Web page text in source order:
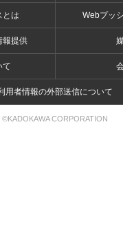
とは Webプッ
報提供
て
用者情報の外部送信について
©KADOKAWA CORPORATION